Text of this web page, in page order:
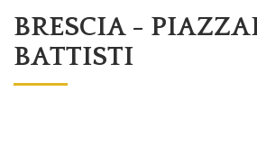
BRESCIA -
BATTISTI